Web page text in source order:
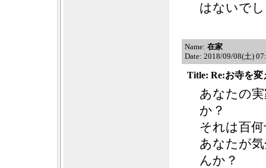
はないで
Name: 在家
Date: 2018/09/08(土)
Title: Re:お寺を変
あなたの
か？
それは百
あなたが
んか？